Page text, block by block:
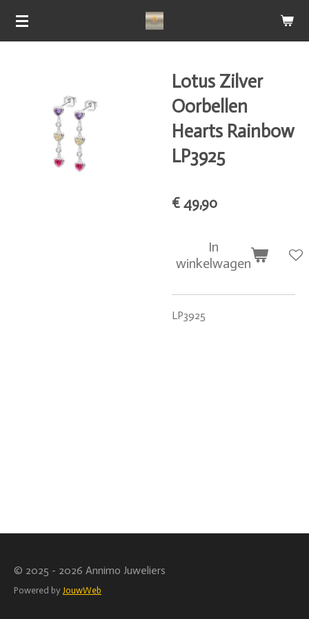
Ga
Lotus Zilver
Oorbellen
Hearts Rainbow
LP3925
€ 49,90
In
winkelwagen
LP3925
© 2025 - 2026 Annimo Juweliers
Powered by JouwWeb